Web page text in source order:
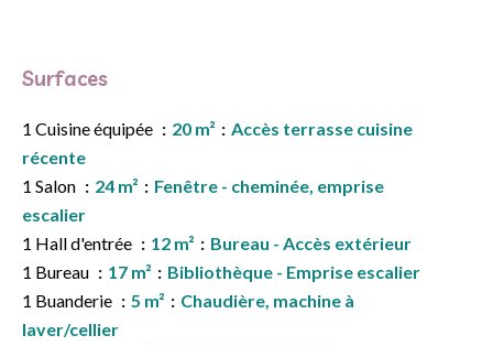
Surfaces
1 Cuisine équipée 20 m²
Accès terrasse cuisine
récente
1 Salon
24 m²
Fenêtre - cheminée, emprise
escalier
1 Hall d'entrée
12 m²
Bureau - Accès extérieur
1 Bureau
17 m²
Bibliothèque - Emprise escalier
1 Buanderie
5 m²
Chaudière, machine à
laver/cellier